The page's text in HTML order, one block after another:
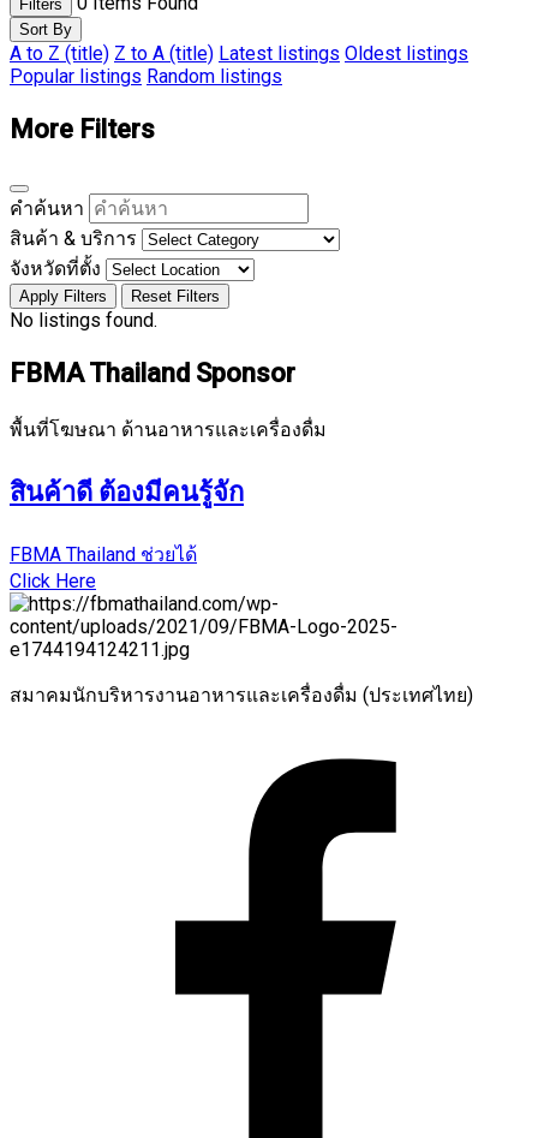
Filters
Sort By
A to Z (title) Z to A (title) Latest listings Oldest listings
Popular listings Random listings
More Filters
คำค้นหา
สินค้า & บริการ
จังหวัดที่ตั้ง
Apply Filters Reset Filters
No listings found.
FBMA Thailand Sponsor
พื้นที่โฆษณา ด้านอาหารและเครื่องดื่ม
สินค้าดี ต้องมีคนรู้จัก
FBMA Thailand ช่วยได้
Click Here
สมาคมนักบริหารงานอาหารและเครื่องดื่ม (ประเทศไทย)